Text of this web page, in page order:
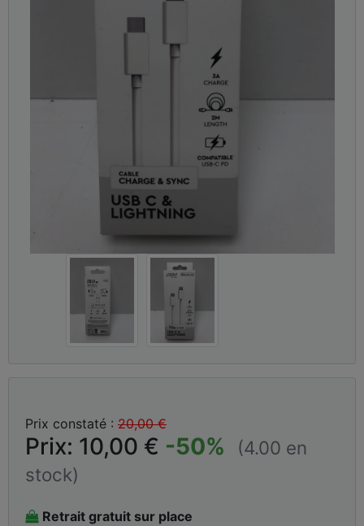
Prix constaté : 20,00 €
Prix: 10,00 € -50%
(4.00 en
stock)
Retrait gratuit sur place